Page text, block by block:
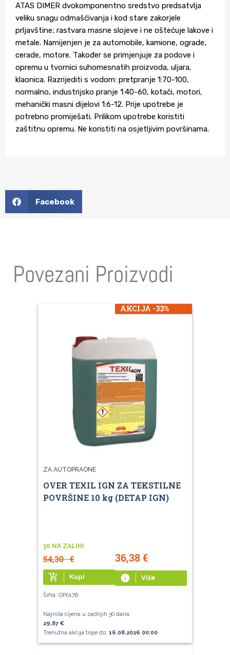
ATAS DIMER dvokomponentno sredstvo predsatvlja
veliku snagu odmašćivanja i kod stare zakorjele
prljavštine; rastvara masne slojeve i ne oštećuje lakove i
metale. Namijenjen je za automobile, kamione, ograde,
cerade, motore. Također se primjenjuje za podove i
opremu u tvornici suhomesnatih proizvoda, uljara,
klaonica. Razrijediti s vodom: pretpranje 1:70-100,
normalno, industrijsko pranje 1:40-60, kotači, motori,
mehanički masni dijelovi 1:6-12. Prije upotrebe je
potrebno promiješati. Prilikom upotrebe koristiti
zaštitnu opremu. Ne koristiti na osjetljivim površinama.
Facebook
Povezani Proizvodi
AKCIJA -33%
ZA AUTOPRAONE
OVER TEXIL IGN ZA TEKSTILNE
POVRŠINE 10 kg (DETAP IGN)
30 NA ZALIHI
54,30€ 36,38€
add_shopping_cart Kupi info Više
Šifra: OP0176
Najniža cijena u zadnjih 30 dana:
29,87 €
Trenutna akcija traje do: 16.08.2026 00:00